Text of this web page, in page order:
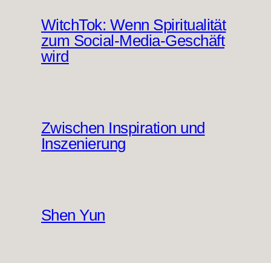
WitchTok: Wenn Spiritualität
zum Social-Media-Geschäft
wird
Zwischen Inspiration und
Inszenierung
Shen Yun